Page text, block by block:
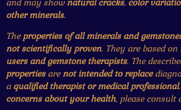
and may shownatural cracks, color
other minerals.
The properties of all minerals and
not scientifically proven. They are based on
users and gemstone therapists. The
propertiesarenot intended to replace
a qualified therapist or medical professional
concerns about your health, please consult